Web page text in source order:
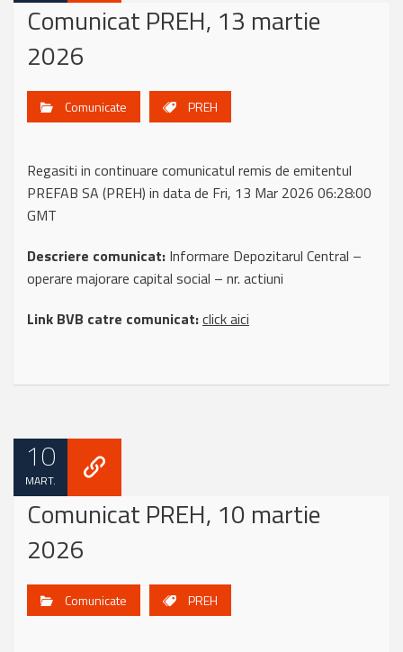
Comunicat PREH, 13 martie
2026
Comunicate PREH
Regasiti in continuare comunicatul remis de emitentul
PREFAB SA (PREH) in data de Fri, 13 Mar 2026 06:28:00
GMT
Descriere comunicat: Informare Depozitarul Central –
operare majorare capital social – nr. actiuni
Link BVB catre comunicat:click aici
10
MART.
Comunicat PREH, 10 martie
2026
Comunicate PREH